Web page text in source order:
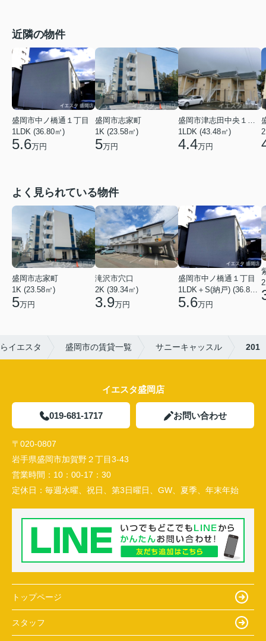
近隣の物件
盛岡市中ノ橋通１丁目
1LDK (36.80㎡)
5.6万円
盛岡市志家町
1K (23.58㎡)
5万円
1LDK (43.48㎡)
4.4万円
よく見られている物件
盛岡市志家町
1K (23.58㎡)
5万円
滝沢市穴口
2K (39.34㎡)
3.9万円
盛岡市中ノ橋通１丁目
1LDK＋S(納戸) (36.80㎡)
5.6万円
イエスタ 盛岡市の賃貸一覧 サニーキャッスル 201
イエスタ盛岡店
019-681-1717 お問い合わせ
〒020-0807
岩手県盛岡市加賀野２丁目3-43
営業時間： 10：00-17：30
定休日： 毎週水曜、祝日、第3日曜日、GW、夏季、年末年始
トップページ
スタッフ